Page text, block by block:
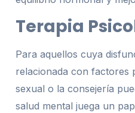
Terapia
Para aquellos cuya
relacionada con factores
sexual o la consejería
salud mental juega un